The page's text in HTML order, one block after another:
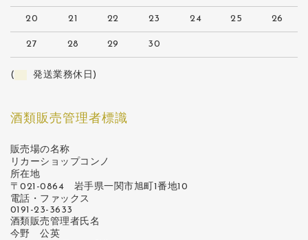
20 21 22 23 24 25 26
27 28 29 30
( 発送業務休日)
酒類販売管理者標識
販売場の名称
リカーショップコンノ
所在地
〒021-0864 岩手県一関市旭町1番地10
電話・ファックス
0191-23-3633
酒類販売管理者氏名
今野 公英